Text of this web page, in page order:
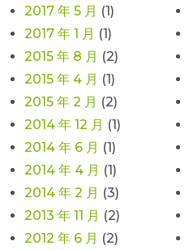
2017 年 5 月 (1)
2017 年 1 月 (1)
2015 年 8 月 (2)
2015 年 4 月 (1)
2015 年 2 月 (2)
2014 年 12 月 (1)
2014 年 6 月 (1)
2014 年 4 月 (1)
2014 年 2 月 (3)
2013 年 11 月 (2)
2012 年 6 月 (2)